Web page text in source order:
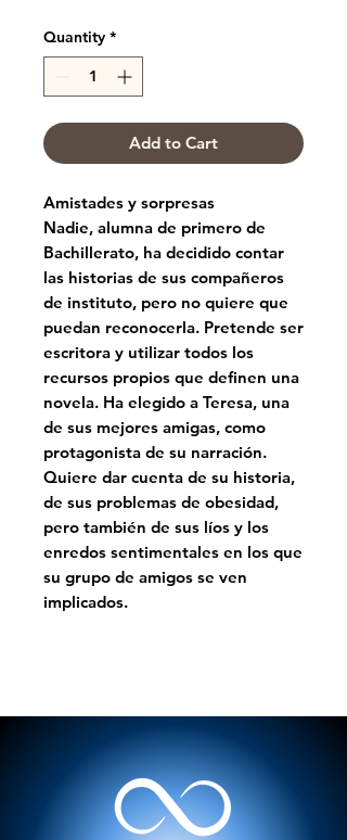
Quantity *
Add to Cart
Amistades y sorpresas
Nadie, alumna de primero de
Bachillerato, ha decidido contar
las historias de sus compañeros
de instituto, pero no quiere que
puedan reconocerla. Pretende ser
escritora y utilizar todos los
recursos propios que definen una
novela. Ha elegido a Teresa, una
de sus mejores amigas, como
protagonista de su narración.
Quiere dar cuenta de su historia,
de sus problemas de obesidad,
pero también de sus líos y los
enredos sentimentales en los que
su grupo de amigos se ven
implicados.